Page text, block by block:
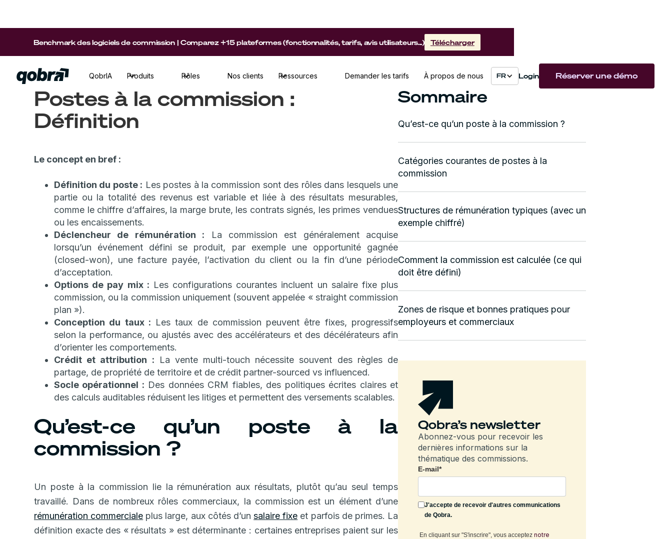
QobrIA Produits Rôles Nos clients Ressources Demander les tarifs À propos de nous FR Login Réserver une démo
Benchmark des logiciels de commission | Comparez +15 plateformes (fonctionnalités, tarifs, avis utilisateurs...) Télécharger
Postes à la commission :
Définition
Le concept en bref :
Définition du poste : Les postes à la commission sont des rôles dans lesquels une
partie ou la totalité des revenus est variable et liée à des résultats mesurables,
comme le chiffre d’affaires, la marge brute, les contrats signés, les primes vendues
ou les encaissements.
Déclencheur de rémunération : La commission est généralement acquise
lorsqu’un événement défini se produit, par exemple une opportunité gagnée
(closed-won), une facture payée, l’activation du client ou la fin d’une période
d’acceptation.
Options de pay mix : Les configurations courantes incluent un salaire fixe plus
commission, ou la commission uniquement (souvent appelée « straight commission
plan »).
Conception du taux : Les taux de commission peuvent être fixes, progressifs
selon la performance, ou ajustés avec des accélérateurs et des décélérateurs afin
d’orienter les comportements.
Crédit et attribution : La vente multi-touch nécessite souvent des règles de
partage, de propriété de territoire et de crédit partner-sourced vs influenced.
Socle opérationnel : Des données CRM fiables, des politiques écrites claires et
des calculs auditables réduisent les litiges et permettent des versements scalables.
Qu’est-ce qu’un poste à la
commission ?
Un poste à la commission lie la rémunération aux résultats, plutôt qu’au seul temps
travaillé. Dans de nombreux rôles commerciaux, la commission est un élément d’une
rémunération commerciale plus large, aux côtés d’unsalaire fixe et parfois de primes. La
définition exacte des « résultats » est déterminante : certaines entreprises paient sur les
Sommaire
Qu’est-ce qu’un poste à la commission ?
Catégories courantes de postes à la
commission
Structures de rémunération typiques (avec un
exemple chiffré)
Comment la commission est calculée (ce qui
doit être défini)
Zones de risque et bonnes pratiques pour
employeurs et commerciaux
Qobra’s newsletter
Abonnez-vous pour recevoir les
dernières informations sur la
thématique des commissions.
E-mail*
J'accepte de recevoir d'autres communications
de Qobra.
En cliquant sur "S'inscrire", vous acceptez notre